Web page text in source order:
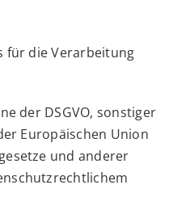
für die Verarbeitung
der DSGVO, sonstiger
Europäischen Union
und anderer